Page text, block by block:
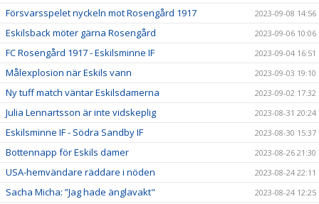
Försvarsspelet nyckeln mot Rosengård 1917 2023-09-08 14:56
Eskilsback möter gärna Rosengård 2023-09-06 10:06
FC Rosengård 1917 - Eskilsminne IF 2023-09-04 16:51
Målexplosion när Eskils vann 2023-09-03 19:10
Ny tuff match väntar Eskilsdamerna 2023-09-02 17:32
Julia Lennartsson är inte vidskeplig 2023-08-31 20:24
Eskilsminne IF - Södra Sandby IF 2023-08-30 15:37
Bottennapp för Eskils damer 2023-08-26 21:30
USA-hemvändare räddare i nöden 2023-08-24 22:11
Sacha Micha: ”Jag hade änglavakt" 2023-08-24 12:25